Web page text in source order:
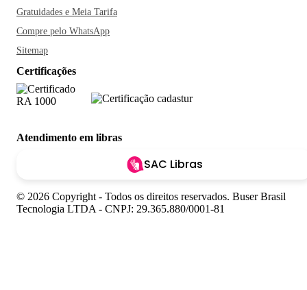
Gratuidades e Meia Tarifa
Compre pelo WhatsApp
Sitemap
Certificações
Atendimento em libras
SAC Libras
© 2026 Copyright - Todos os direitos reservados. Buser Brasil
Tecnologia LTDA - CNPJ: 29.365.880/0001-81